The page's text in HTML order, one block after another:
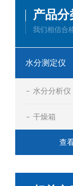
产品分
我们相信合
水分测定仪
水分分析仪
干燥箱
查